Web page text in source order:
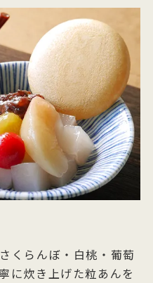
くらんぼ・白桃・葡萄
に炊き上げた粒あんを